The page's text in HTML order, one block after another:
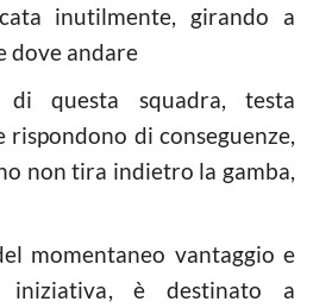
inutilmente, girando a
dove andare
di questa squadra, testa
rispondono di conseguenze,
non tira indietro la gamba,
momentaneo vantaggio e
è destinato a